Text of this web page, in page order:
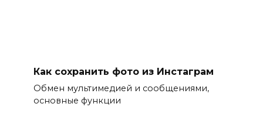
Как сохранить фото из Инстаграм
Обмен мультимедией и сообщениями,
основные функции